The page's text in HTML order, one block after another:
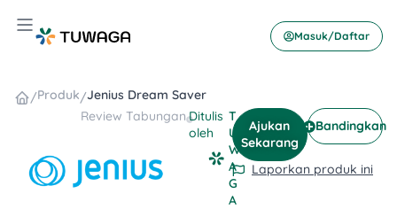
Hamburger Toggle Menu
Masuk/Daftar
/Produk/Jenius Dream Saver
Review TabunganDitulis
oleh
T
U
W
A
G
A
Ajukan
Sekarang
Bandingkan
Laporkan produk ini